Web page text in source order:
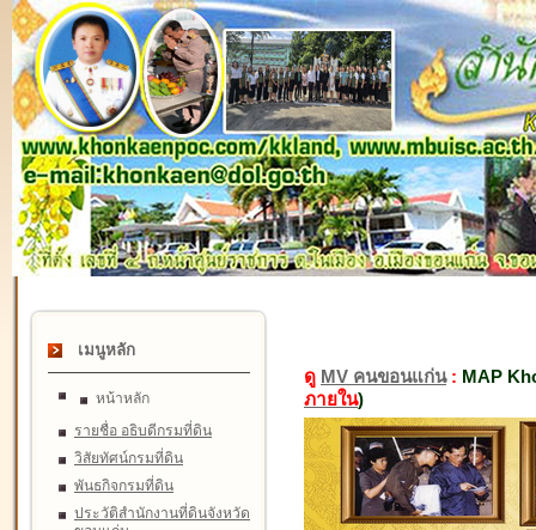
เมนูหลัก
หน้าหลัก
รายชื่อ อธิบดีกรมที่ดิน
วิสัยทัศน์กรมที่ดิน
พันธกิจกรมที่ดิน
ประวัติสำนักงานที่ดินจังหวัด
ดู MV คนขอนแก่น: MAP
ภายใน)